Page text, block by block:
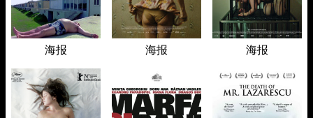
海报 海报 海报